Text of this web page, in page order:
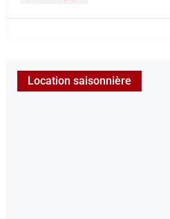
Location saisonnière